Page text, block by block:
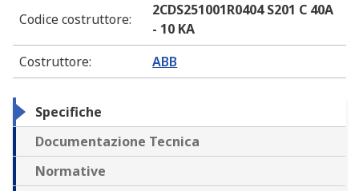
Codice costruttore:
2CDS251001R0404 S201 C 40A
- 10 KA
Costruttore: ABB
Specifiche
Documentazione Tecnica
Normative